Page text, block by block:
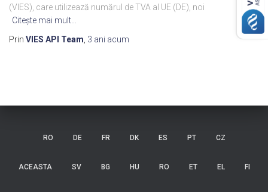
(VIES), care utilizează numărul de TVA al UE (DE), noi
Citeşte mai mult…
Prin VIES API Team 3 ani acum
RO DE FR DK ES PT CZ
ACEASTA SV BG HU RO ET EL FI